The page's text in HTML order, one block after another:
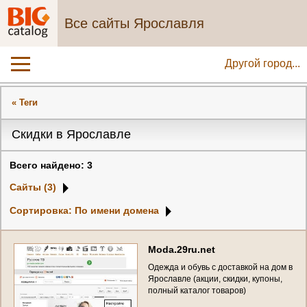
Все сайты Ярославля
Другой город...
« Теги
Скидки в Ярославле
Всего найдено: 3
Сайты (3)
Сортировка: По имени домена
Moda.29ru.net
Одежда и обувь с доставкой на дом в
Ярославле (акции скидки купоны
полный каталог товаров)